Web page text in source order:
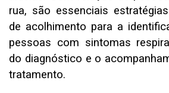
rua, são essenciais
de acolhimento para a
pessoas com sintomas
do diagnóstico e o
tratamento.